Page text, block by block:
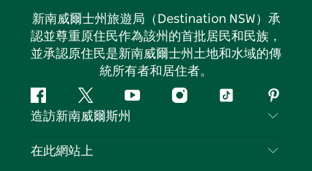
新南威爾士州旅遊局（Destination NSW）承
認並尊重原住民作為該州的首批居民和民族，
並承認原住民是新南威爾士州土地和水域的傳
統所有者和居住者。
Facebook嘰
嘰
喳
Youtube Instagram
抖
造訪新南威爾斯州
聯絡我們
在此網站上